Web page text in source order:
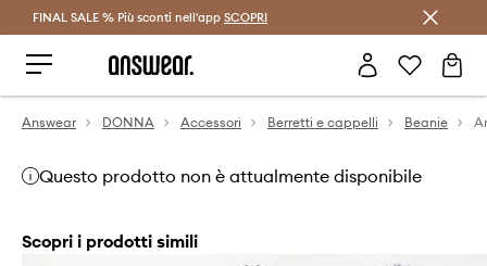
Risparmia con Answear Club >
FINAL SALE % Più sconti nell'app SCOPRI
Answear DONNA Accessori Berretti e cappelli Beanie
Questo prodotto non è attualmente disponibile
Scopri i prodotti simili